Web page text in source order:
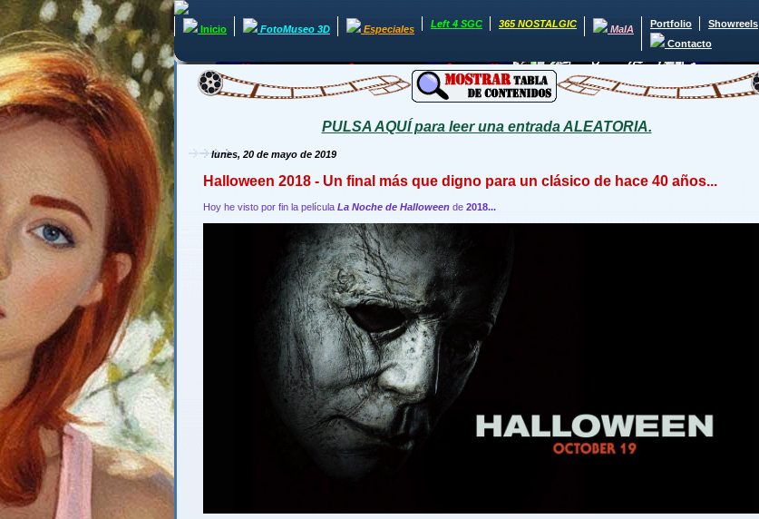
Inicio FotoMuseo 3D Especiales Left 4 SGC 365 NOSTALGIC MaIA Portfolio Showreels
Contacto
PULSA AQUÍ para leer una entrada ALEATORIA.
lunes, 20 de mayo de 2019
Halloween 2018 - Un final más que digno para un clásico de hace 40 años...
Hoy he visto por fin la película La Noche de Halloween de 2018...